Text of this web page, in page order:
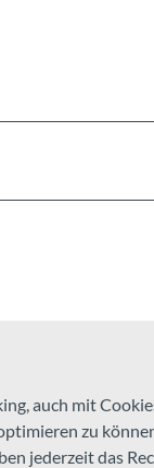
auch mit
zu
jederzeit das